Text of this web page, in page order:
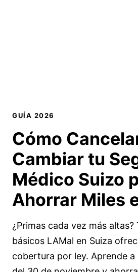
GUÍA 2026
Cómo
Cambiar tu
Médico Suizo
Ahorrar Miles
¿Primas cada vez más
básicos LAMal en Suiza
cobertura por ley. Aprende